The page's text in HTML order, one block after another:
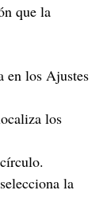
que la
en los Ajustes
los
la